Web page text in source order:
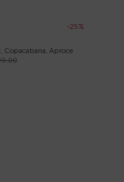
-25%
Copacabana, Aproce